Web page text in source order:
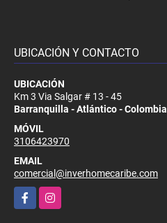
UBICACIÓN Y CONTACTO
UBICACIÓN
Km 3 Via Salgar # 13 - 45
Barranquilla - Atlántico - Colombia
MÓVIL
3106423970
EMAIL
comercial@inverhomecaribe.com
FacebookInstagram